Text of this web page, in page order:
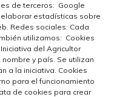
de terceros: Google
estadísticas sobre
Redes sociales: Cada
utilizamos: Cookies
del Agricultor
y país. Se utilizan
a la iniciativa. Cookies
para el funcionamiento
de cookies para crear